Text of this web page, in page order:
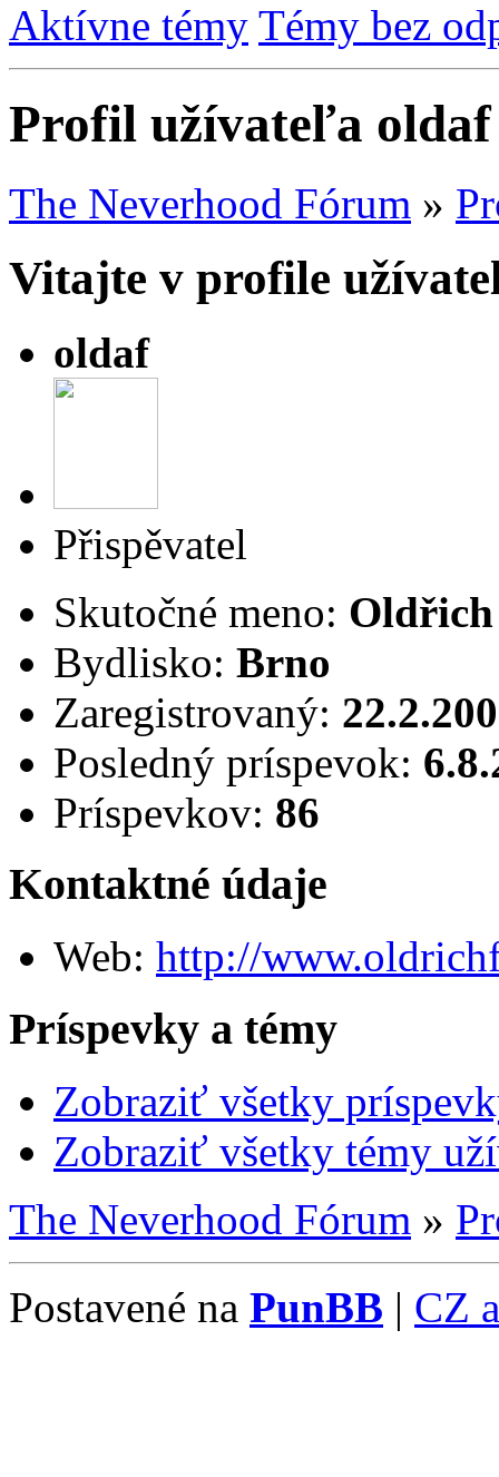
Aktívne témy Témy bez
Profil užívateľa oldaf
The Neverhood Fórum »
Vitajte v profile
oldaf
Přispěvatel
Skutočné meno:
Bydlisko: Brno
Zaregistrovaný:
Posledný príspevok:
Príspevkov: 86
Kontaktné údaje
Web: http://
Príspevky a témy
Zobraziť všetky
Zobraziť všetky témy
The Neverhood Fórum »
Postavené na PunBB | CZ